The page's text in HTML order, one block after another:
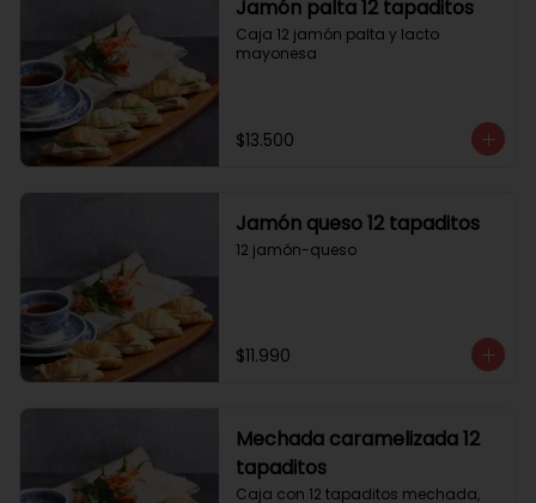
Jamón palta 12 tapaditos
Caja 12 jamón palta y lacto
mayonesa
$13.500
Jamón queso 12 tapaditos
12 jamón-queso
$11.990
Mechada caramelizada 12
tapaditos
Caja con 12 tapaditos mechada,